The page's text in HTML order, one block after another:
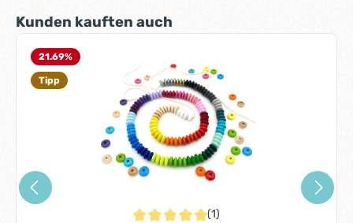
Produktgalerie überspringen
Kunden kauften auch
21.69%
Tipp
(1)